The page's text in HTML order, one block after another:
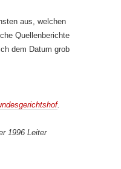
aus, welchen
Quellenberichte
dem Datum grob
.
1996 Leiter